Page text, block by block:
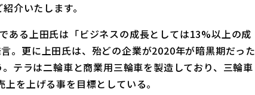
介いたします。
ある上田氏は「ビジネスの成長としては13%以上の成
。更に上田氏は、殆どの企業が2020年が暗黒期だった
テラは二輪車と商業用三輪車を製造しており、三輪車
を上げる事を目標としている。